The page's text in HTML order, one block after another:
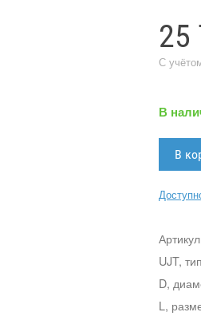
25
С
В
Артикул
UJT,
D,
L,